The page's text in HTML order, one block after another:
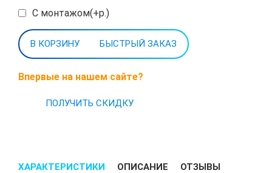
С монтажом(+р.)
БЫСТРЫЙ ЗАКАЗ
Впервые на нашем сайте?
ПОЛУЧИТЬ СКИДКУ
ХАРАКТЕРИСТИКИ ОПИСАНИЕ ОТЗЫВЫ